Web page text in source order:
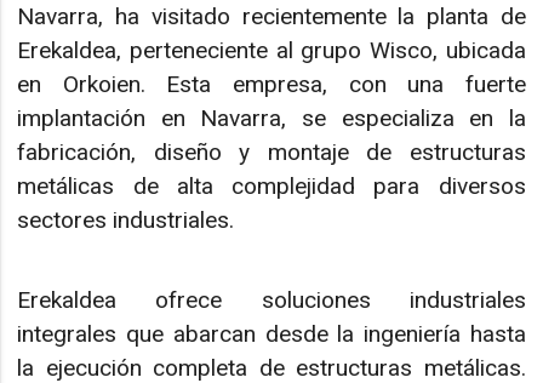
Navarra, ha visitado recientemente la planta de
Erekaldea, perteneciente al grupo Wisco, ubicada
en Orkoien. Esta empresa, con una fuerte
implantación en Navarra, se especializa en la
fabricación, diseño y montaje de estructuras
metálicas de alta complejidad para diversos
sectores industriales.
Erekaldea ofrece soluciones industriales
integrales que abarcan desde la ingeniería hasta
la ejecución completa de estructuras metálicas.